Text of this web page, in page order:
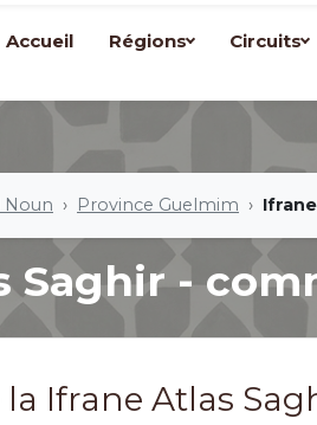
Accueil Régions Circuits
Noun Province Guelmim
Saghir -
Ifrane Atlas